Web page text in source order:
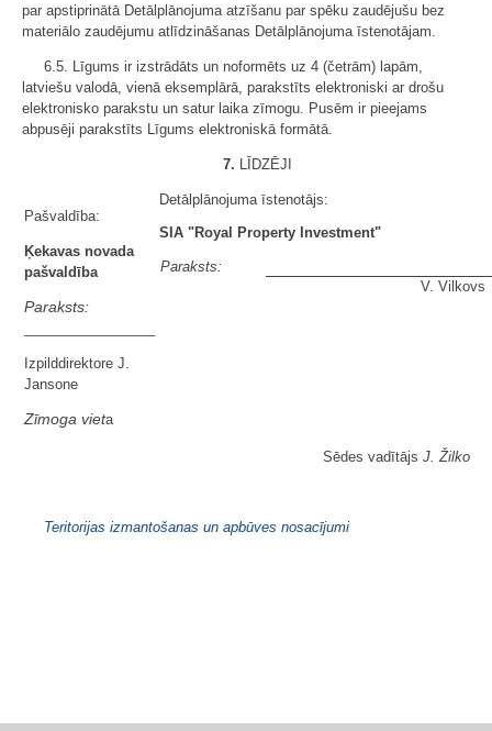
par apstiprinātā Detālplānojuma atzīšanu par spēku zaudējušu bez
materiālo zaudējumu atlīdzināšanas Detālplānojuma īstenotājam.
6.5. Līgums ir izstrādāts un noformēts uz 4 (četrām) lapām,
latviešu valodā, vienā eksemplārā, parakstīts elektroniski ar drošu
elektronisko parakstu un satur laika zīmogu. Pusēm ir pieejams
abpusēji parakstīts Līgums elektroniskā formātā.
7. LĪDZĒJI
Pašvaldība:
Ķekavas novada
pašvaldība
Paraksts:
Izpilddirektore J.
Jansone
Zīmoga vieta
Detālplānojuma īstenotājs:
SIA "Royal Property Investment"
Paraksts:
V. Vilkovs
Sēdes vadītājs J. Žilko
Teritorijas izmantošanas un apbūves nosacījumi